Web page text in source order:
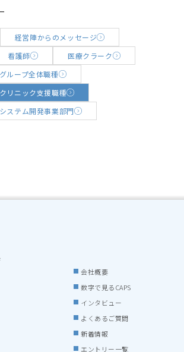
経営陣からのメッセージ
看護師
医療クラーク
ループ全体職種
リニック支援職種
ステム開発事業部門
会社概要
数字で見るCAPS
インタビュー
よくあるご質問
新着情報
エントリー一覧